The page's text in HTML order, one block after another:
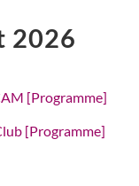
2026
[Programme]
[Programme]